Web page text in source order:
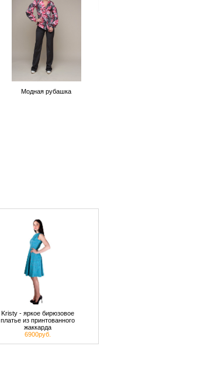
Модная рубашка
Kristy - яркое бирюзовое
платье из принтованного
жаккарда
6900руб.